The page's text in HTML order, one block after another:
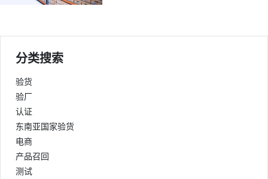
分类搜索
验货
验厂
认证
东南亚国家验货
电商
产品召回
测试